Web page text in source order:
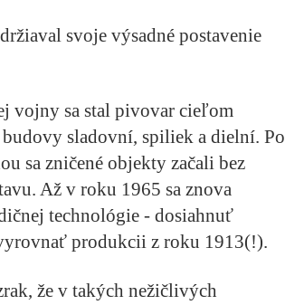
svoje výsadné postavenie
vojny sa stal pivovar cieľom
sladovní, spiliek a dielní. Po
sa zničené objekty začali bez
Až v roku 1965 sa znova
technológie - dosiahnuť
produkcii z roku 1913(!).
že v takých nežičlivých